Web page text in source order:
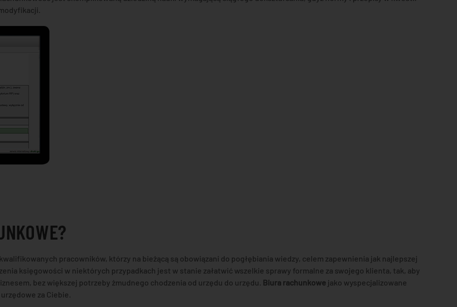
pracowników, którzy na bieżącą są obowiązani do pogłębiania wiedzy, celem zapewnienia jak najlepszej
księgowości w niektórych przypadkach jest w stanie załatwić wszelkie sprawy formalne za swojego klienta, tak, aby
bez większej potrzeby żmudnego chodzenia od urzędu do urzędu. Biura rachunkowe jako wyspecjalizowane
za Ciebie.